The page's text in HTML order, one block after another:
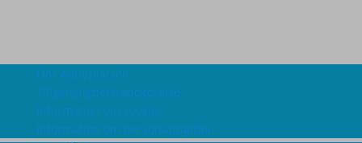
Om webbplatsen
Tillgänglighetsredogörelse
Information om cookies
Information om personuppgifter